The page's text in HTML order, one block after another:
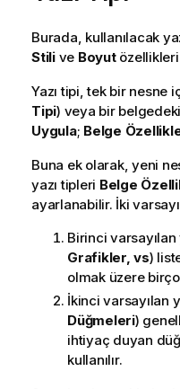
Burada, kullanılacak
Stilive Boyutözellikleri
Yazı tipi, tek bir nesne
Tipi) veya bir
Uygula; Belge
Buna ek olarak, yeni
yazı tipleri Belge
ayarlanabilir. İki
Birinci varsayılan
Grafikler, vs)
olmak üzere
İkinci varsayılan
Düğmeleri)
ihtiyaç duyan
kullanılır.